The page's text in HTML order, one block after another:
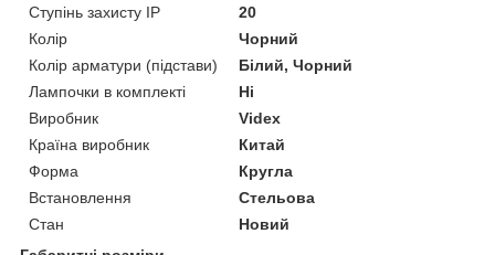
Ступінь захисту IP
20
Колір
Чорний
Колір арматури (підстави)
Білий, Чорний
Лампочки в комплекті
Ні
Виробник
Videx
Країна виробник
Китай
Форма
Кругла
Встановлення
Стельова
Стан
Новий